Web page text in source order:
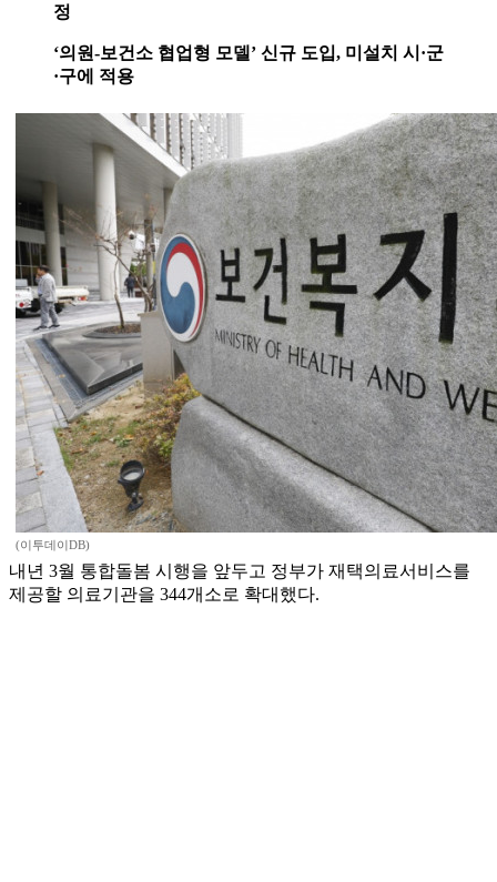
정
‘의원-보건소 협업형 모델’ 신규 도입, 미설치 시·군
·구에 적용
(이투데이DB)
내년 3월 통합돌봄 시행을 앞두고 정부가 재택의료서비스를
제공할 의료기관을 344개소로 확대했다.